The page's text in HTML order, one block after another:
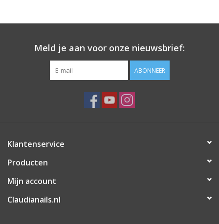
Meld je aan voor onze nieuwsbrief:
ABONNEER
Klantenservice
Producten
Mijn account
Claudianails.nl